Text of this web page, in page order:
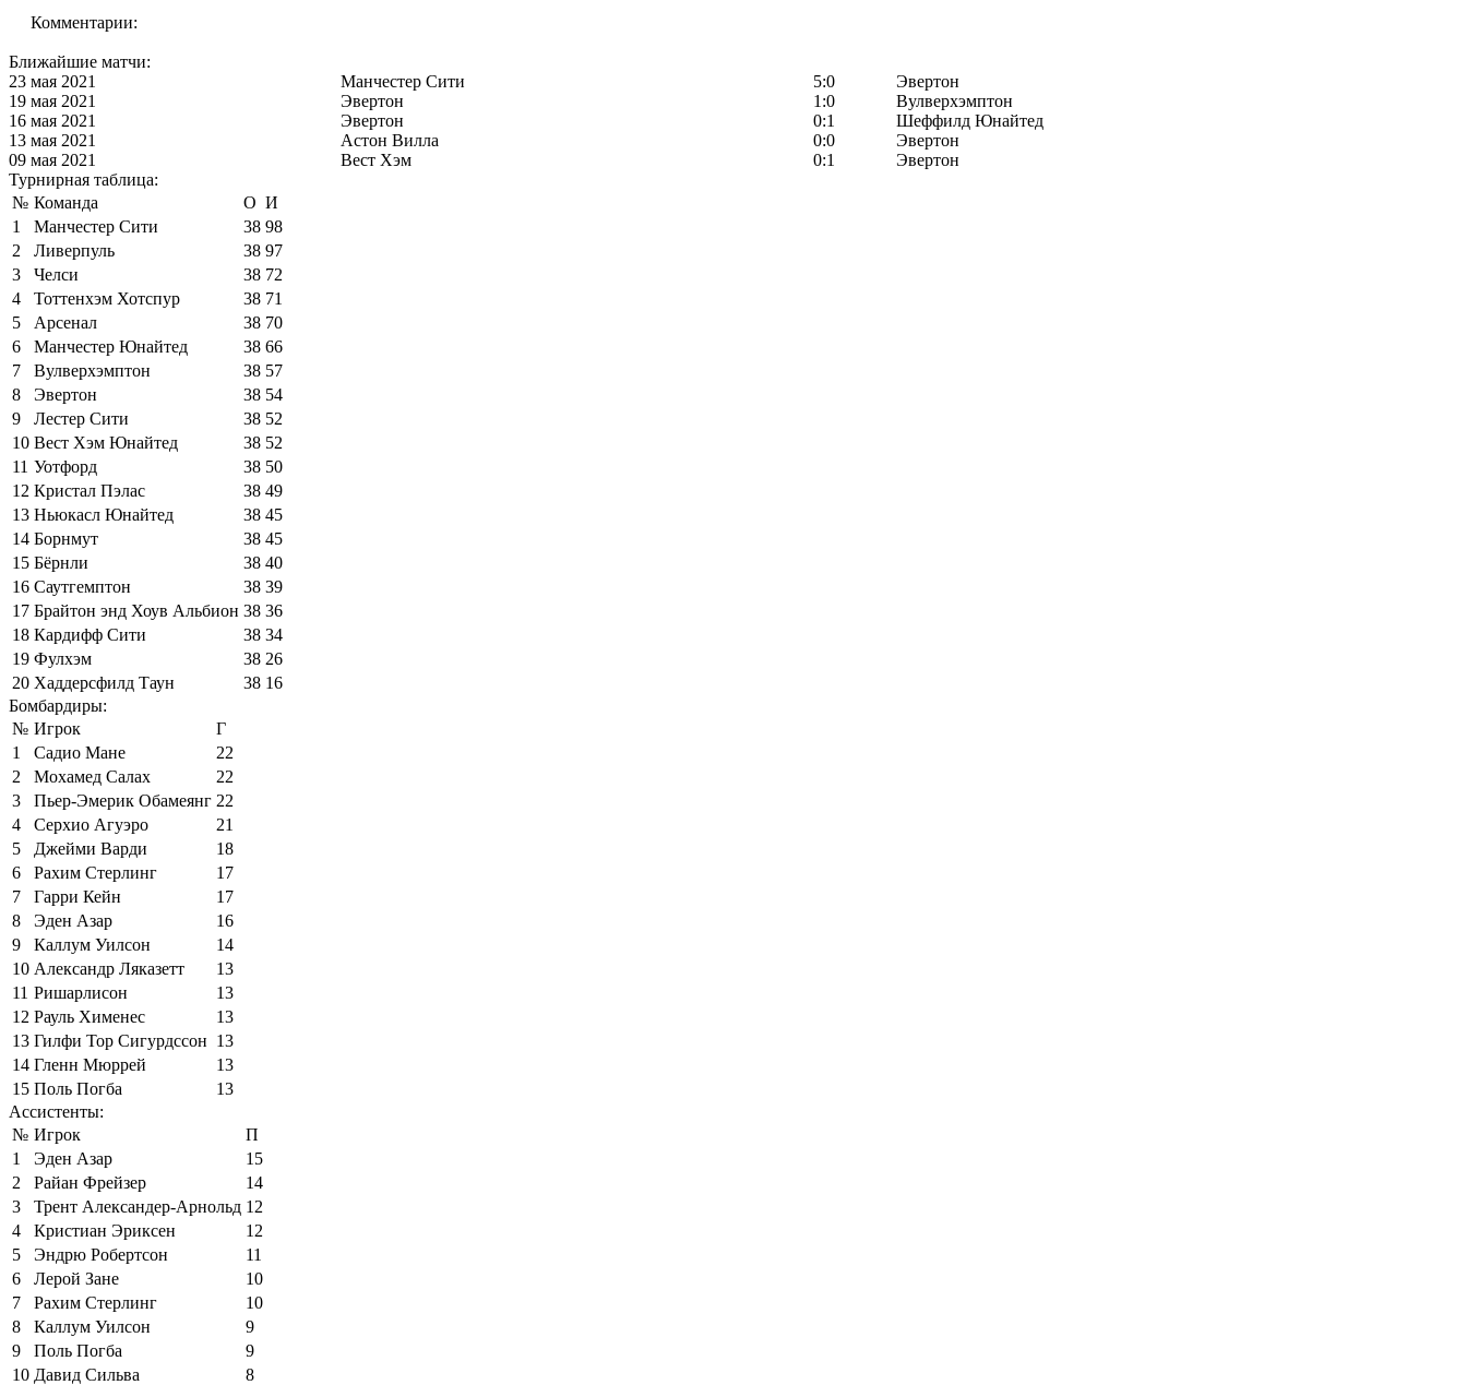
Комментарии:
Ближайшие матчи:
23 мая 2021
Манчестер Сити 5:0
Эвертон
19 мая 2021
Эвертон 1:0
Вулверхэмптон
16 мая 2021
Эвертон 0:1
Шеффилд Юнайтед
13 мая 2021
Астон Вилла 0:0
Эвертон
09 мая 2021
Вест Хэм 0:1
Эвертон
Турнирная таблица:
№ Команда О И
1
Манчестер Сити 38 98
2
Ливерпуль 38 97
3
Челси 38 72
4
Тоттенхэм Хотспур 38 71
5
Арсенал 38 70
6
Манчестер Юнайтед 38 66
7
Вулверхэмптон 38 57
8
Эвертон 38 54
9
Лестер Сити 38 52
10 Вест Хэм Юнайтед 38 52
11 Уотфорд 38 50
12 Кристал Пэлас 38 49
13 Ньюкасл Юнайтед 38 45
14 Борнмут 38 45
15 Бёрнли 38 40
16 Саутгемптон 38 39
17 Брайтон энд Хоув Альбион 38 36
18 Кардифф Сити 38 34
19 Фулхэм 38 26
20 Хаддерсфилд Таун 38 16
Бомбардиры:
№ Игрок
Г
1
Садио Мане
22
2
Мохамед Салах
22
3
Пьер-Эмерик Обамеянг 22
4
Серхио Агуэро
21
5
Джейми Варди
18
6
Рахим Стерлинг
17
7
Гарри Кейн
17
8
Эден Азар
16
9
Каллум Уилсон
14
10 Александр Ляказетт
13
11 Ришарлисон
13
12 Рауль Хименес
13
13 Гилфи Тор Сигурдссон 13
14 Гленн Мюррей
13
15 Поль Погба
13
Ассистенты:
№ Игрок
П
1
Эден Азар
15
2
Райан Фрейзер
14
3
Трент Александер-Арнольд 12
4
Кристиан Эриксен
12
5
Эндрю Робертсон
11
6
Лерой Зане
10
7
Рахим Стерлинг
10
8
Каллум Уилсон
9
9
Поль Погба
9
10 Давид Сильва
8